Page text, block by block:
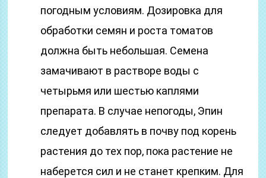
погодным условиям. Дозировка для
обработки семян и роста томатов
должна быть небольшая. Семена
замачивают в растворе воды с
четырьмя или шестью каплями
препарата. В случае непогоды, Эпин
следует добавлять в почву под корень
растения до тех пор, пока растение не
наберется сил и не станет крепким. Для